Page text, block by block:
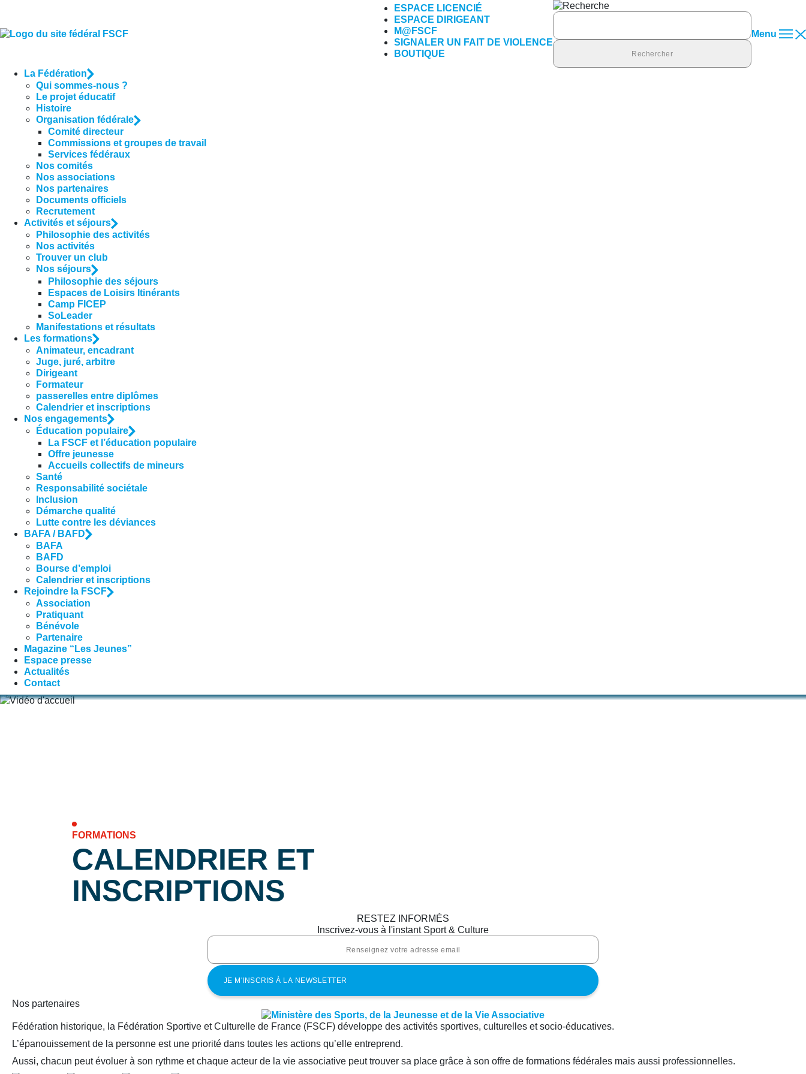
ESPACE LICENCIÉ
ESPACE DIRIGEANT
M@FSCF
SIGNALER UN FAIT DE VIOLENCE
BOUTIQUE
Rechercher :
Menu
La Fédération
Qui sommes-nous ?
Le projet éducatif
Histoire
Organisation fédérale
Comité directeur
Commissions et groupes de travail
Services fédéraux
Nos comités
Nos associations
Nos partenaires
Documents officiels
Recrutement
Activités et séjours
Philosophie des activités
Nos activités
Trouver un club
Nos séjours
Philosophie des séjours
Espaces de Loisirs Itinérants
Camp FICEP
SoLeader
Manifestations et résultats
Les formations
Animateur, encadrant
Juge, juré, arbitre
Dirigeant
Formateur
passerelles entre diplômes
Calendrier et inscriptions
Nos engagements
Éducation populaire
La FSCF et l’éducation populaire
Offre jeunesse
Accueils collectifs de mineurs
Santé
Responsabilité sociétale
Inclusion
Démarche qualité
Lutte contre les déviances
BAFA / BAFD
BAFA
BAFD
Bourse d’emploi
Calendrier et inscriptions
Rejoindre la FSCF
Association
Pratiquant
Bénévole
Partenaire
Magazine “Les Jeunes”
Espace presse
Actualités
Contact
FORMATIONS
CALENDRIER ET
INSCRIPTIONS
RESTEZ INFORMÉS
Inscrivez-vous à l'instant Sport & Culture
Nos partenaires
Fédération historique, la Fédération Sportive et Culturelle de France (FSCF) développe des activités sportives, culturelles et socio-éducatives.
L’épanouissement de la personne est une priorité dans toutes les actions qu’elle entreprend.
Aussi, chacun peut évoluer à son rythme et chaque acteur de la vie associative peut trouver sa place grâce à son offre de formations fédérales mais aussi professionnelles.